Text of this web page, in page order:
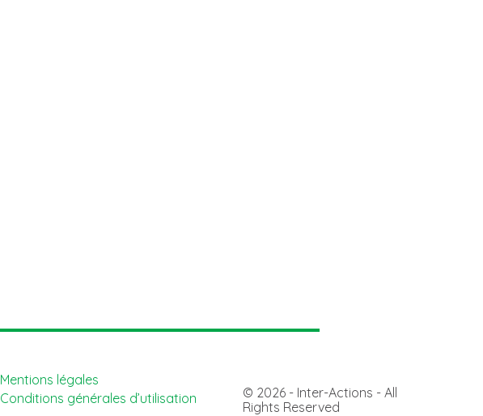
Mentions légales
Conditions générales d’utilisation
© 2026 - Inter-Actions - All
Rights Reserved